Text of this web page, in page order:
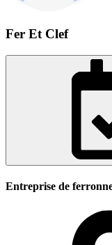
Fer Et Clef
Entreprise de